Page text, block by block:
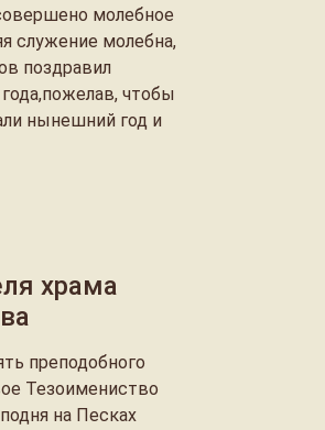
молебное
служение молебна,
поздравил
чтобы
нынешний год и
храма
преподобного
Тезоимениство
на Песках